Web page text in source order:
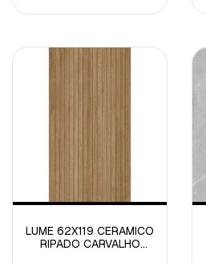
LUME 62X119 CERAMICO
RIPADO CARVALHO